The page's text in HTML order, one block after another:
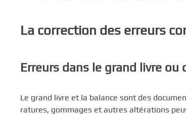
La correction des erreurs
Erreurs dans le grand livre ou
Le grand livre et la balance sont des
ratures, gommages et autres altérations